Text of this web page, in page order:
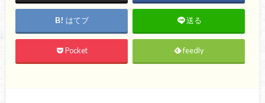
はてブ 送る
Pocket feedly